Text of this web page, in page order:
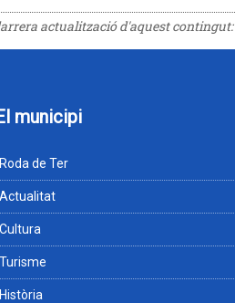
actualització d'aquest contingut:
municipi
Roda de Ter
Actualitat
Cultura
Turisme
Història